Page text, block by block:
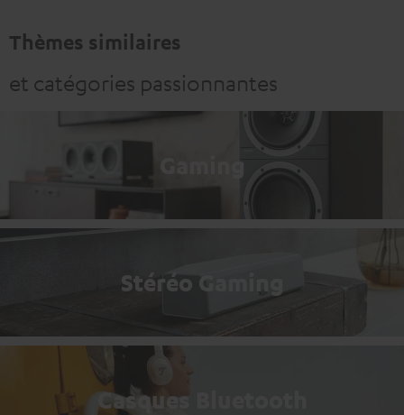
Thèmes similaires
et catégories passionnantes
Gaming
Stéréo Gaming
Casques Bluetooth